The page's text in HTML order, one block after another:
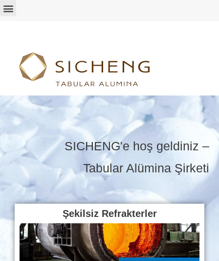
SICHENG'e hoş geldiniz –
Tabular Alümina Şirketi
Şekilsiz Refrakterler